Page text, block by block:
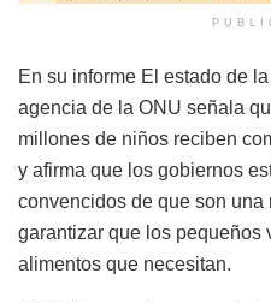
En su informe El estado de
agencia de la ONU señala
millones de niños reciben
y afirma que los gobiernos
convencidos de que son una
garantizar que los pequeños
alimentos que necesitan.